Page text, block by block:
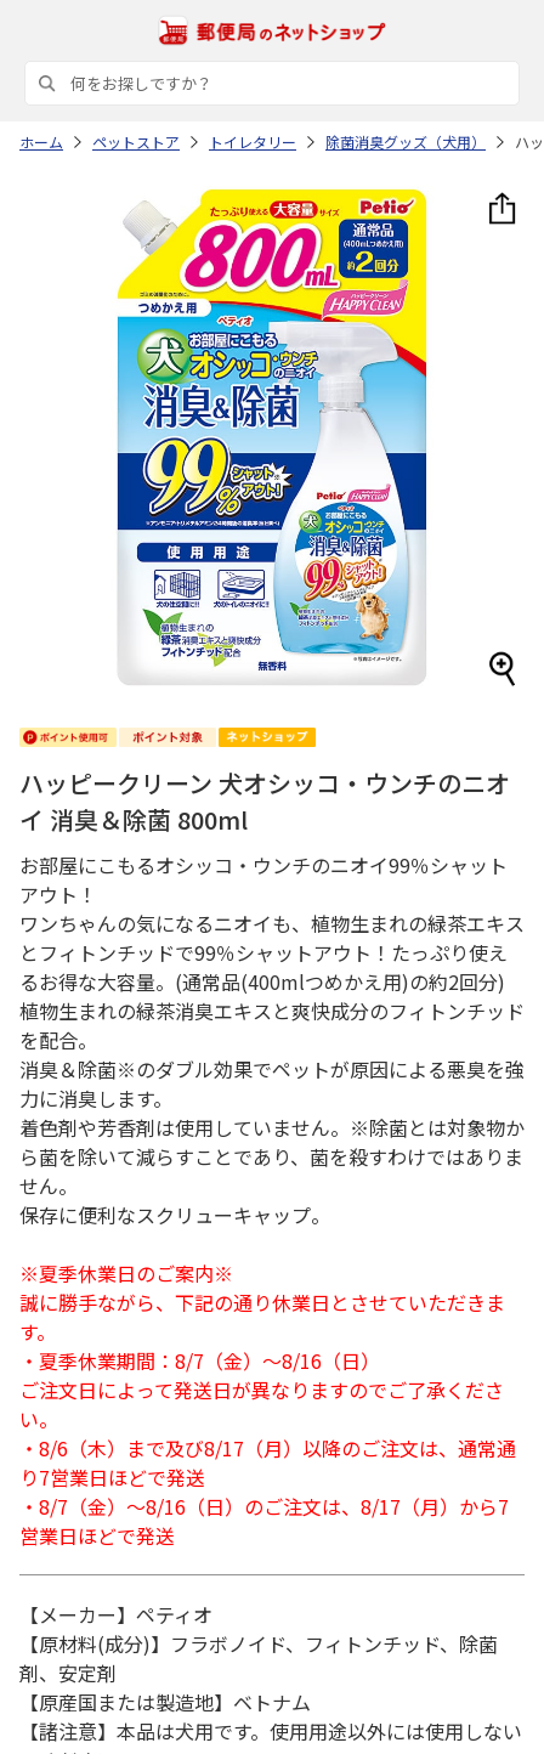
ホーム ペットストア トイレタリー 除菌消臭グッズ（犬用） ハ
ハッピークリーン 犬オシッコ・ウンチのニオ
イ 消臭＆除菌 800ml
お部屋にこもるオシッコ・ウンチのニオイ99％シャット
アウト！
ワンちゃんの気になるニオイも、植物生まれの緑茶エキス
とフィトンチッドで99％シャットアウト！たっぷり使え
るお得な大容量。(通常品(400mlつめかえ用)の約2回分)
植物生まれの緑茶消臭エキスと爽快成分のフィトンチッド
を配合。
消臭＆除菌※のダブル効果でペットが原因による悪臭を強
力に消臭します。
着色剤や芳香剤は使用していません。※除菌とは対象物か
ら菌を除いて減らすことであり、菌を殺すわけではありま
せん。
保存に便利なスクリューキャップ。
※夏季休業日のご案内※
誠に勝手ながら、下記の通り休業日とさせていただきま
す。
・夏季休業期間：8/7（金）～8/16（日）
ご注文日によって発送日が異なりますのでご了承くださ
い。
・8/6（木）まで及び8/17（月）以降のご注文は、通常通
り7営業日ほどで発送
・8/7（金）～8/16（日）のご注文は、8/17（月）から7
営業日ほどで発送
【メーカー】ペティオ
【原材料(成分)】フラボノイド、フィトンチッド、除菌
剤、安定剤
【原産国または製造地】ベトナム
【諸注意】本品は犬用です。使用用途以外には使用しない